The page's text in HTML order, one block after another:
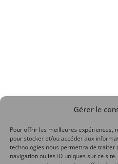
Gérer le
Pour offrir les meilleures expériences,
pour stocker et/ou accéder aux
technologies nous permettra de traiter
navigation ou les ID uniques sur ce